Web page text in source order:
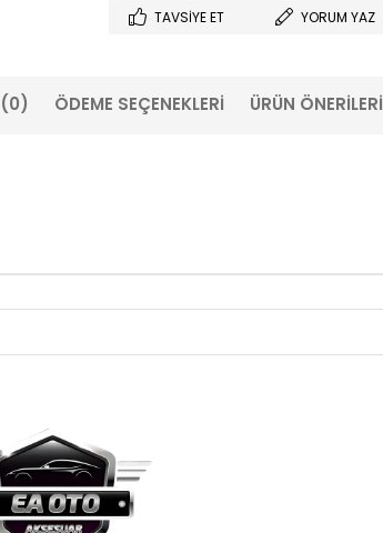
TAVSIYE ET YORUM YAZ
(0) ÖDEME SEÇENEKLERI ÜRÜN ÖNERILERI